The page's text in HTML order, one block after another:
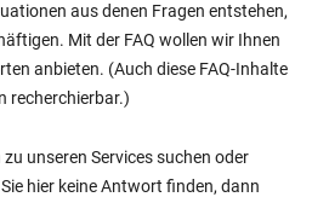
aus denen Fragen entstehen,
Mit der FAQ wollen wir Ihnen
anbieten. (Auch diese FAQ-Inhalte
recherchierbar.)
unseren Services suchen oder
hier keine Antwort finden, dann